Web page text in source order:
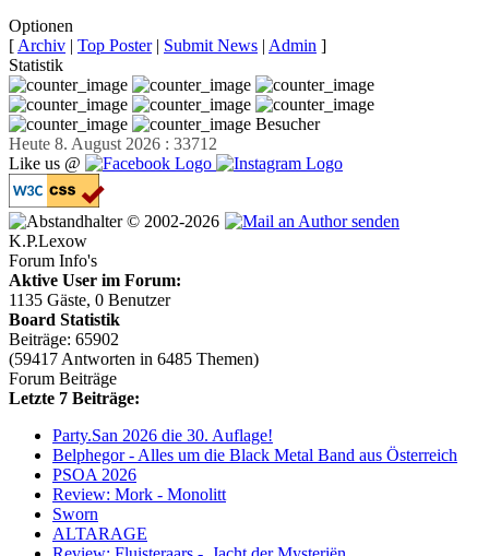
Optionen
[ Archiv | Top Poster| Submit News | Admin ]
Statistik
Besucher
Heute 8. August 2026 : 33712
Like us @
© 2002-2026
K.P.Lexow
Forum Info's
Aktive User im Forum:
1135 Gäste, 0 Benutzer
Board Statistik
Beiträge: 65902
(59417 Antworten in 6485 Themen)
Forum Beiträge
Letzte 7 Beiträge:
Party.San 2026 die 30. Auflage!
Belphegor - Alles um die Black Metal Band aus Österreich
PSOA 2026
Review: Mork - Monolitt
Sworn
ALTARAGE